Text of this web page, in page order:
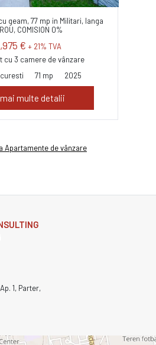
geam, 77 mp in Militari, langa
COMISION 0%
€ + 21% TVA
cu 3 camere de vânzare
71 mp 2025
multe detalii
Apartamente de vânzare
1, Parter,